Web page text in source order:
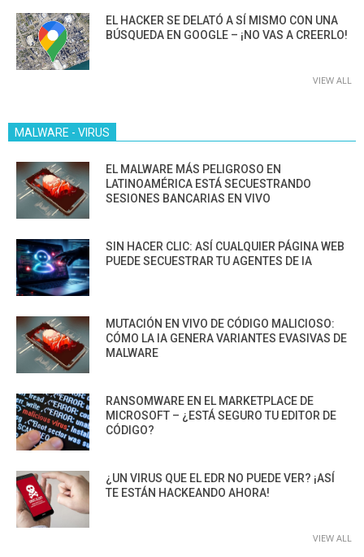
EL HACKER SE DELATÓ A SÍ MISMO CON UNA
BÚSQUEDA EN GOOGLE – ¡NO VAS A CREERLO!
VIEW ALL
MALWARE - VIRUS
EL MALWARE MÁS PELIGROSO EN
LATINOAMÉRICA ESTÁ SECUESTRANDO
SESIONES BANCARIAS EN VIVO
SIN HACER CLIC: ASÍ CUALQUIER PÁGINA WEB
PUEDE SECUESTRAR TU AGENTES DE IA
MUTACIÓN EN VIVO DE CÓDIGO MALICIOSO:
CÓMO LA IA GENERA VARIANTES EVASIVAS DE
MALWARE
RANSOMWARE EN EL MARKETPLACE DE
MICROSOFT – ¿ESTÁ SEGURO TU EDITOR DE
CÓDIGO?
¿UN VIRUS QUE EL EDR NO PUEDE VER? ¡ASÍ
TE ESTÁN HACKEANDO AHORA!
VIEW ALL